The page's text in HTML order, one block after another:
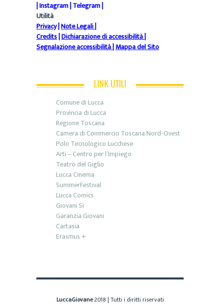
|Instagram|Telegram|
Utilità
Privacy|Note Legali|
Credits|Dichiarazione di accessibilità|
Segnalazione accessibilità|Mappa del Sito
LINK UTILI
Comune di Lucca
Provincia di Lucca
Regione Toscana
Camera di Commercio Toscana Nord-Ovest
Polo Tecnologico Lucchese
Arti – Centro per l’Impiego
Teatro del Giglio
Lucca Cinema
SummerFestival
Lucca Comics
Giovani Sì
Garanzia Giovani
Cartasia
Erasmus +
LuccaGiovane2018 | Tutti i diritti riservati